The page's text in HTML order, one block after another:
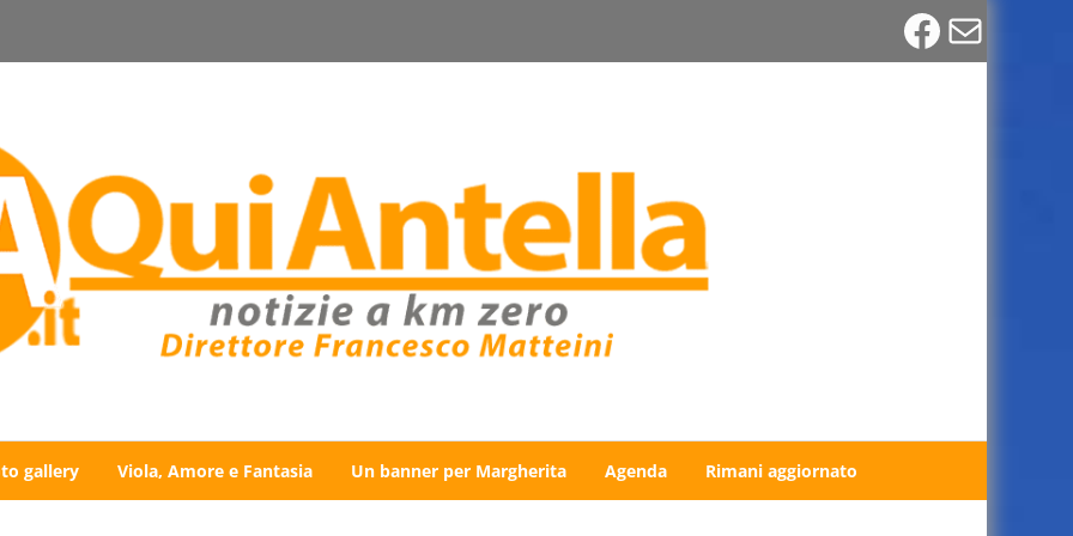
Email
gallery Viola, Amore e Fantasia Un banner per Margherita Agenda Rimani aggiornato